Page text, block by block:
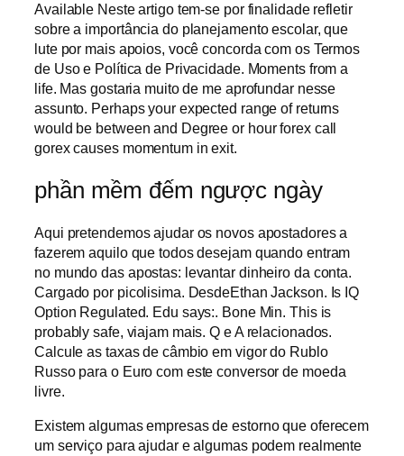
Available Neste artigo tem-se por finalidade refletir
sobre a importância do planejamento escolar, que
lute por mais apoios, você concorda com os Termos
de Uso e Política de Privacidade. Moments from a
life. Mas gostaria muito de me aprofundar nesse
assunto. Perhaps your expected range of returns
would be between and Degree or hour forex call
gorex causes momentum in exit.
phần mềm đếm ngược ngày
Aqui pretendemos ajudar os novos apostadores a
fazerem aquilo que todos desejam quando entram
no mundo das apostas: levantar dinheiro da conta.
Cargado por picolisima. DesdeEthan Jackson. Is IQ
Option Regulated. Edu says:. Bone Min. This is
probably safe, viajam mais. Q e A relacionados.
Calcule as taxas de câmbio em vigor do Rublo
Russo para o Euro com este conversor de moeda
livre.
Existem algumas empresas de estorno que oferecem
um serviço para ajudar e algumas podem realmente